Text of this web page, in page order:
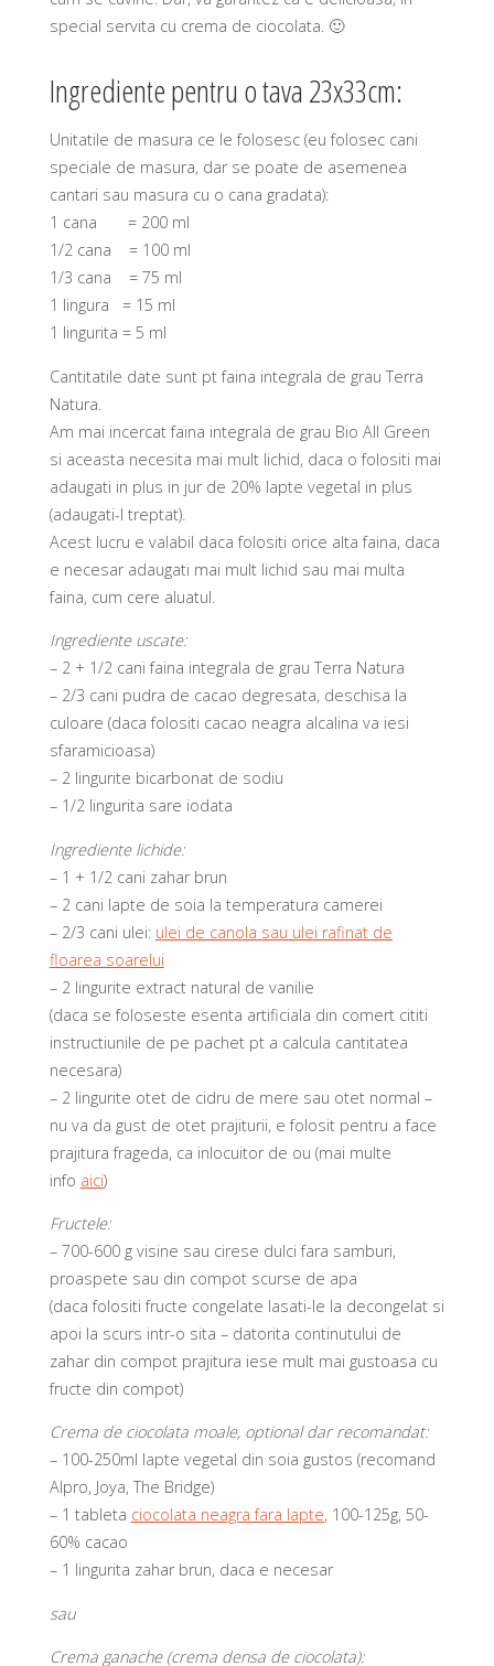
special servita cu crema de ciocolata. 🙂
Ingrediente pentru o tava 23x33cm:
Unitatile de masura ce le folosesc (eu folosec cani
speciale de masura, dar se poate de asemenea
cantari sau masura cu o cana gradata):
1 cana = 200 ml
1/2 cana = 100 ml
1/3 cana = 75 ml
1 lingura = 15 ml
1 lingurita = 5 ml
Cantitatile date sunt pt faina integrala de grau Terra
Natura.
Am mai incercat faina integrala de grau Bio All Green
si aceasta necesita mai mult lichid, daca o folositi mai
adaugati in plus in jur de 20% lapte vegetal in plus
(adaugati-l treptat).
Acest lucru e valabil daca folositi orice alta faina, daca
e necesar adaugati mai mult lichid sau mai multa
faina, cum cere aluatul.
Ingrediente uscate:
– 2 + 1/2 cani faina integrala de grau Terra Natura
– 2/3 cani pudra de cacao degresata, deschisa la
culoare (daca folositi cacao neagra alcalina va iesi
sfaramicioasa)
– 2 lingurite bicarbonat de sodiu
– 1/2 lingurita sare iodata
Ingrediente lichide:
– 1 + 1/2 cani zahar brun
– 2 cani lapte de soia la temperatura camerei
– 2/3 cani ulei: ulei de canola sau ulei rafinat de
floarea soarelui
– 2 lingurite extract natural de vanilie
(daca se foloseste esenta artificiala din comert cititi
instructiunile de pe pachet pt a calcula cantitatea
necesara)
– 2 lingurite otet de cidru de mere sau otet normal –
nu va da gust de otet prajiturii, e folosit pentru a face
prajitura frageda, ca inlocuitor de ou (mai multe
info aici)
Fructele:
– 700-600 g visine sau cirese dulci fara samburi,
proaspete sau din compot scurse de apa
(daca folositi fructe congelate lasati-le la decongelat si
apoi la scurs intr-o sita – datorita continutului de
zahar din compot prajitura iese mult mai gustoasa cu
fructe din compot)
Crema de ciocolata moale, optional dar recomandat:
– 100-250ml lapte vegetal din soia gustos (recomand
Alpro, Joya, The Bridge)
– 1 tableta ciocolata neagra fara lapte, 100-125g, 50-
60% cacao
– 1 lingurita zahar brun, daca e necesar
sau
Crema ganache (crema densa de ciocolata):